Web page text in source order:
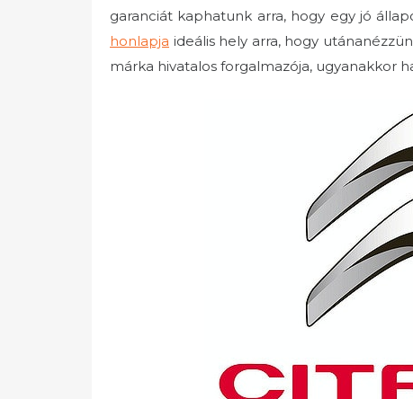
garanciát kaphatunk arra, hogy egy jó
honlapja ideális hely arra, hogy
márka hivatalos forgalmazója, ugyanakkor